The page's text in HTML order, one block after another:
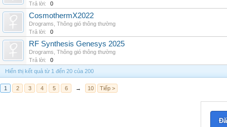
Trả lời:
0
CosmothermX2022
Drograms Thông gió thông thường
Trả lời:
0
RF Synthesis Genesys 2025
Drograms Thông gió thông thường
Trả lời:
0
Hiển thị kết quả từ 1 đến 20 của 200
1 2 3 4 5 6 → 10 Tiếp >